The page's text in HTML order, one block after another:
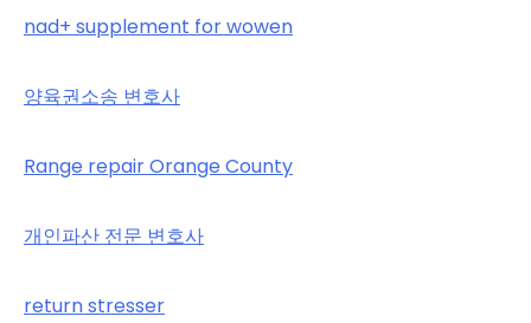
nad+ supplement for wowen
양육권소송 변호사
Range repair Orange County
개인파산 전문 변호사
return stresser